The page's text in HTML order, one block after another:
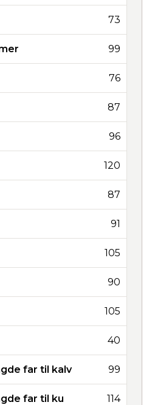
73
99
76
87
96
120
87
91
105
90
105
40
far til kalv 99
far til ku 114